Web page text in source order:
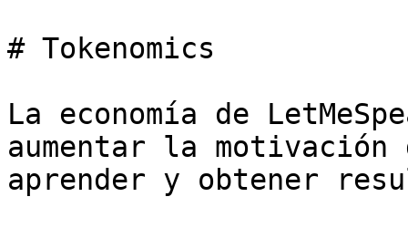
# Tokenomics
La economía de
aumentar la
aprender y obtener